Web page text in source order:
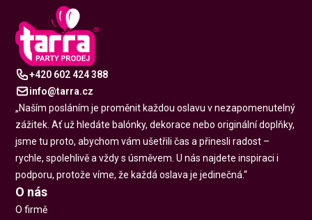
+420 602 424 388
info@tarra.cz
„Naším posláním je proměnit každou oslavu v nezapomenutelný
zážitek. Ať už hledáte balónky, dekorace nebo originální doplňky,
jsme tu proto, abychom vám ušetřili čas a přinesli radost –
rychle, spolehlivě a vždy s úsměvem. U nás najdete inspiraci i
podporu, protože víme, že každá oslava je jedinečná.“
O nás
O firmě